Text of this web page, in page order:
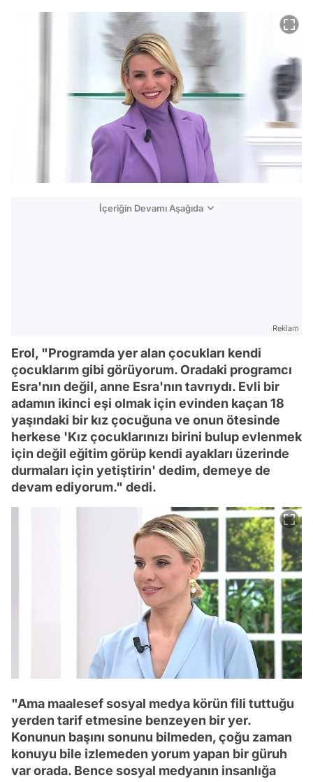
İçeriğin Devamı Aşağıda
Reklam
Erol, "Programda yer alan çocukları kendi
çocuklarım gibi görüyorum. Oradaki programcı
Esra'nın değil, anne Esra'nın tavrıydı. Evli bir
adamın ikinci eşi olmak için evinden kaçan 18
yaşındaki bir kız çocuğuna ve onun ötesinde
herkese 'Kız çocuklarınızı birini bulup evlenmek
için değil eğitim görüp kendi ayakları üzerinde
durmaları için yetiştirin' dedim, demeye de
devam ediyorum." dedi.
"Ama maalesef sosyal medya körün fili tuttuğu
yerden tarif etmesine benzeyen bir yer.
Konunun başını sonunu bilmeden, çoğu zaman
konuyu bile izlemeden yorum yapan bir güruh
var orada. Bence sosyal medyanın insanlığa